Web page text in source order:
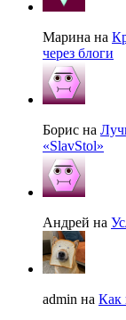
Марина на
через блоги
Борис на
«SlavStol»
Андрей на
admin на Как